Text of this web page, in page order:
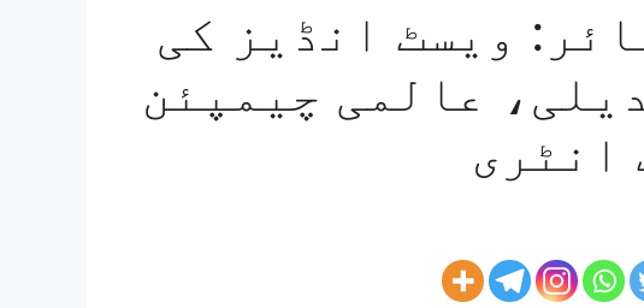
ویسٹ انڈیز کی
عالمی چیمپئن
انٹری